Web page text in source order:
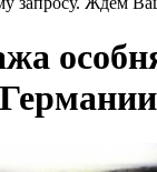
Германии